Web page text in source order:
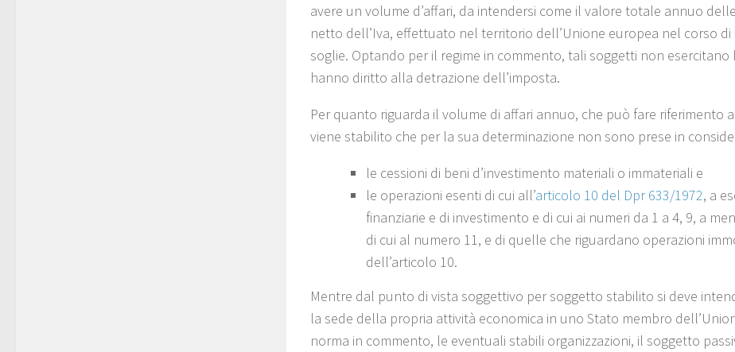
avere un volume d’affari, da intendersi come il valore totale annuo
netto dell’Iva, effettuato nel territorio dell’Unione europea nel corso
soglie. Optando per il regime in commento, tali soggetti non
hanno diritto alla detrazione dell’imposta.
Per quanto riguarda il volume di affari annuo, che può fare
viene stabilito che per la sua determinazione non sono prese in
le cessioni di beni d’investimento materiali o immateriali e
le operazioni esenti di cui all’articolo 10 del Dpr 633/1972, a
finanziarie e di investimento e di cui ai numeri da 1 a 4, 9, a
di cui al numero 11, e di quelle che riguardano operazioni
dell’articolo 10.
Mentre dal punto di vista soggettivo per soggetto stabilito si deve
la sede della propria attività economica in uno Stato membro
norma in commento, le eventuali stabili organizzazioni, il soggetto